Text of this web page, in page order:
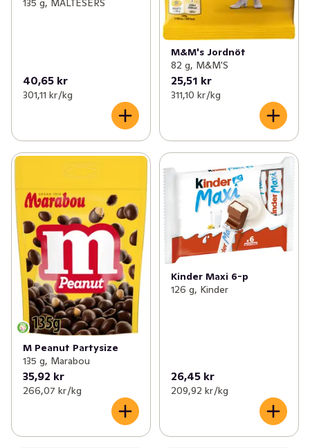
135 g, MALTESERS
40,65 kr
301,11 kr /kg
M&M's Jordnöt
82 g, M&M'S
25,51 kr
311,10 kr /kg
M Peanut Partysize
135 g, Marabou
35,92 kr
266,07 kr /kg
Kinder Maxi 6-p
126 g, Kinder
26,45 kr
209,92 kr /kg